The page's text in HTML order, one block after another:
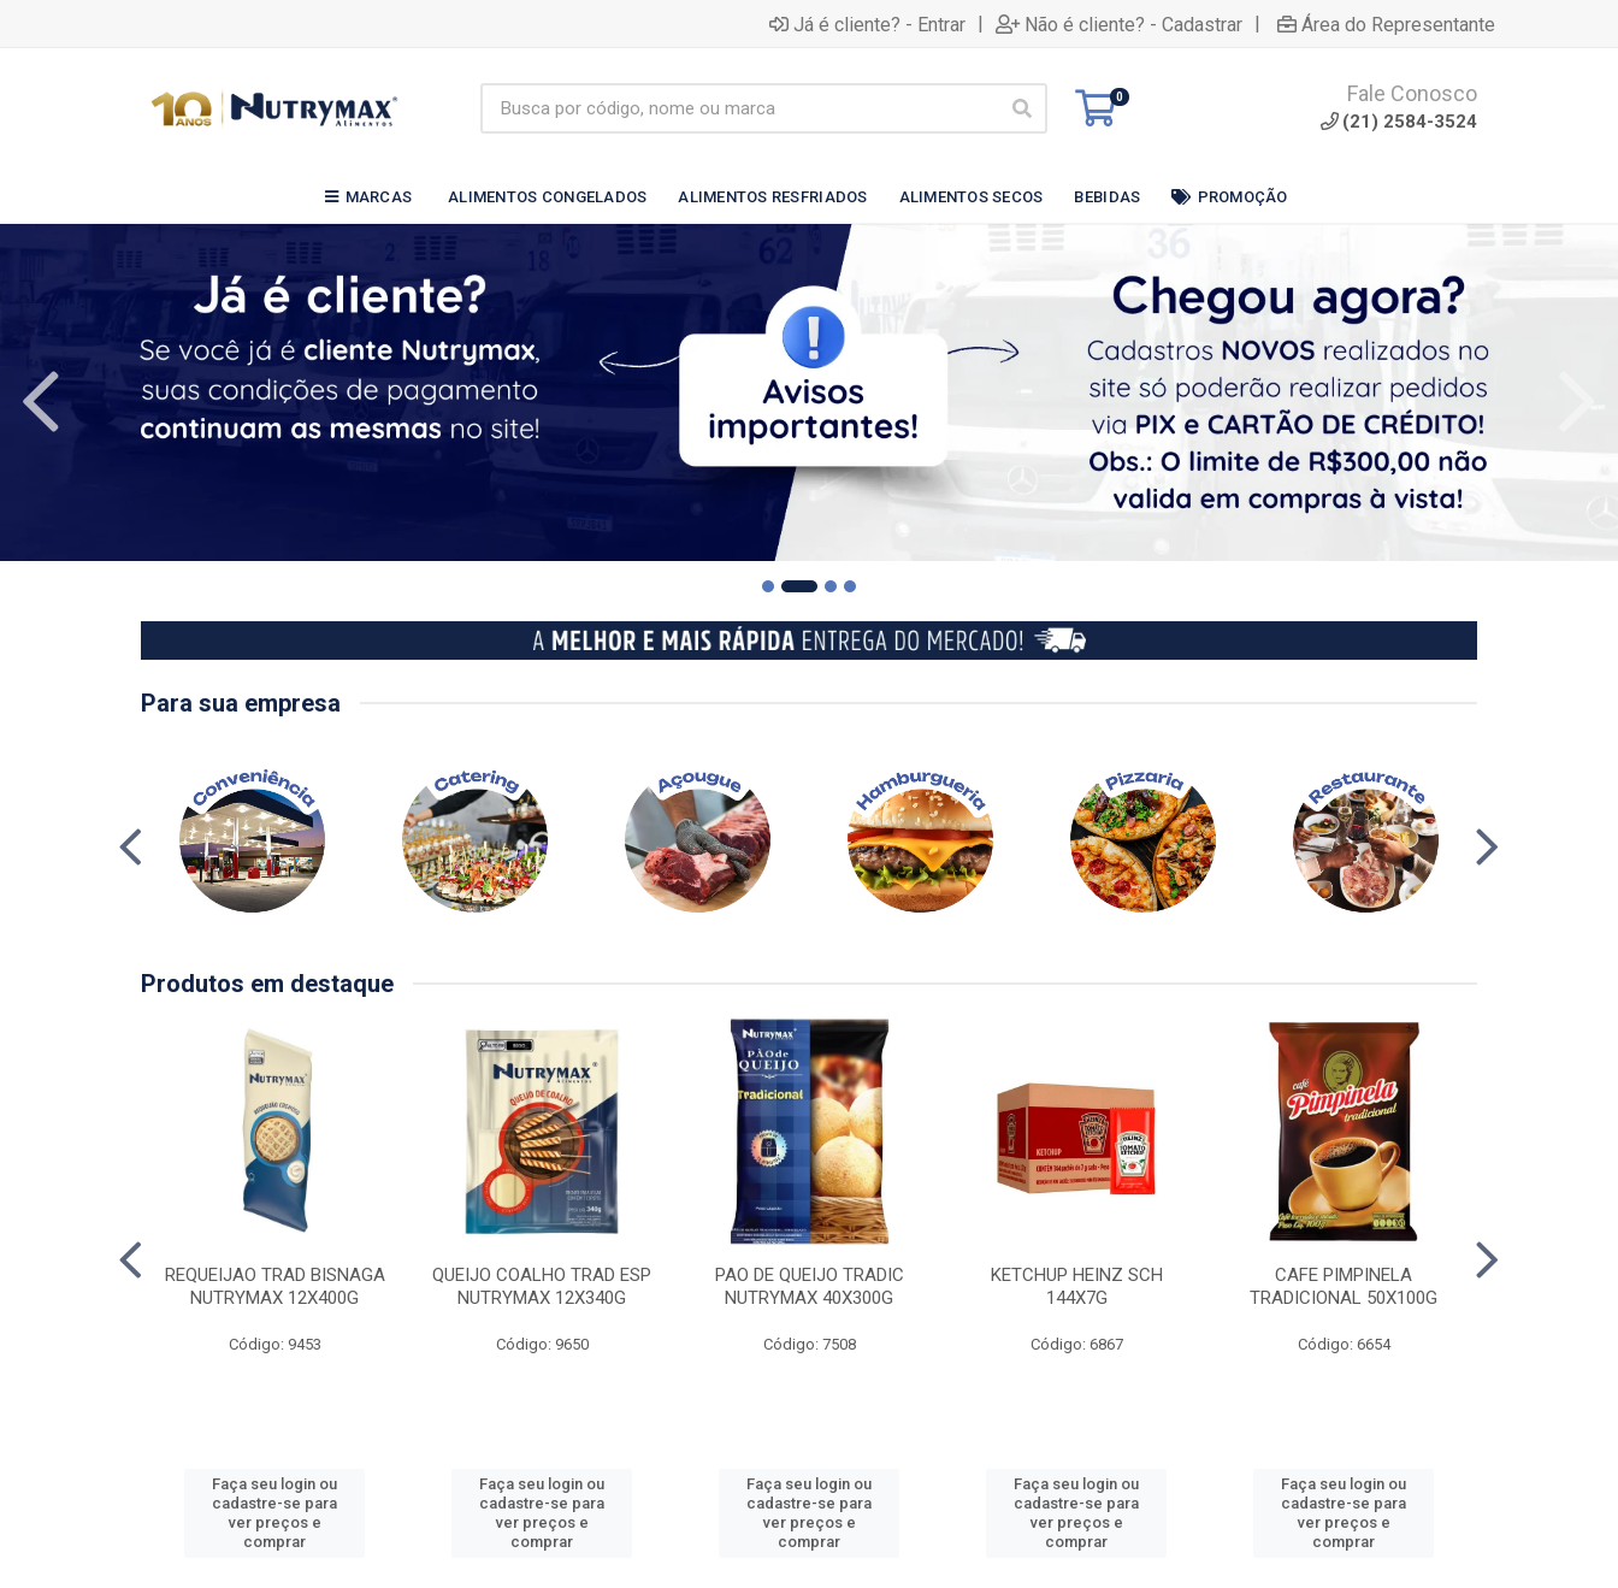
Já é cliente? - Entrar | Não é cliente? - Cadastrar | Área do Representante
0 Fale Conosco
(21) 2584-3524
MARCAS ALIMENTOS CONGELADOS ALIMENTOS RESFRIADOS ALIMENTOS SECOS BEBIDAS PROMOÇÃO
Para sua empresa
Produtos em destaque
REQUEIJAO TRAD BISNAGA
NUTRYMAX 12X400G
Código: 9453
Faça seu login ou
cadastre-se para
ver preços e
comprar
QUEIJO COALHO TRAD ESP
NUTRYMAX 12X340G
Código: 9650
Faça seu login ou
cadastre-se para
ver preços e
comprar
PAO DE QUEIJO TRADIC
NUTRYMAX 40X300G
Código: 7508
Faça seu login ou
cadastre-se para
ver preços e
comprar
KETCHUP HEINZ SCH
144X7G
Código: 6867
Faça seu login ou
cadastre-se para
ver preços e
comprar
CAFE PIMPINELA
TRADICIONAL 50X100G
Código: 6654
Faça seu login ou
cadastre-se para
ver preços e
comprar